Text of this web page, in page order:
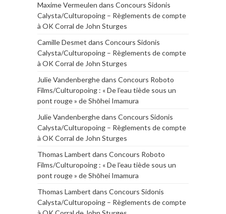
Maxime Vermeulen dans Concours Sidonis
Calysta/Culturopoing – Règlements de compte
à OK Corral de John Sturges
Camille Desmet dans Concours Sidonis
Calysta/Culturopoing – Règlements de compte
à OK Corral de John Sturges
Julie Vandenberghedans Concours Roboto
Films/Culturopoing : « De l’eau tiède sous un
pont rouge » de Shōhei Imamura
Julie Vandenberghedans Concours Sidonis
Calysta/Culturopoing – Règlements de compte
à OK Corral de John Sturges
Thomas Lambert dans Concours Roboto
Films/Culturopoing : « De l’eau tiède sous un
pont rouge » de Shōhei Imamura
Thomas Lambert dans Concours Sidonis
Calysta/Culturopoing – Règlements de compte